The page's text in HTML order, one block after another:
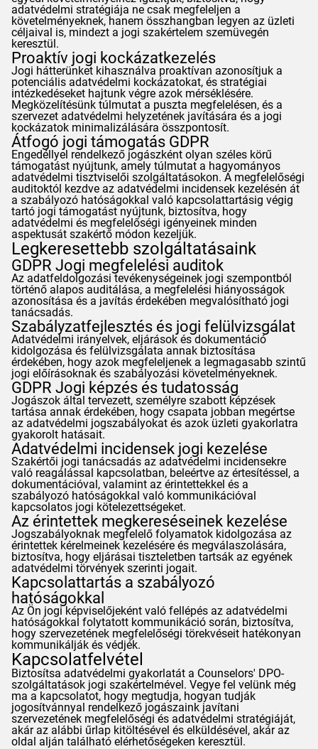
adatvédelmi stratégiája ne csak megfeleljen a
követelményeknek, hanem összhangban legyen az üzleti
céljaival is, mindezt a jogi szakértelem szemüvegén
keresztül.
Proaktív jogi kockázatkezelés
Jogi hátterünket kihasználva proaktívan azonosítjuk a
potenciális adatvédelmi kockázatokat, és stratégiai
intézkedéseket hajtunk végre azok mérséklésére.
Megközelítésünk túlmutat a puszta megfelelésen, és a
szervezet adatvédelmi helyzetének javítására és a jogi
kockázatok minimalizálására összpontosít.
Átfogó jogi támogatás GDPR
Engedéllyel rendelkező jogászként olyan széles körű
támogatást nyújtunk, amely túlmutat a hagyományos
adatvédelmi tisztviselői szolgáltatásokon. A megfelelőségi
auditoktól kezdve az adatvédelmi incidensek kezelésén át
a szabályozó hatóságokkal való kapcsolattartásig végig
tartó jogi támogatást nyújtunk, biztosítva, hogy
adatvédelmi és megfelelőségi igényeinek minden
aspektusát szakértő módon kezeljük.
Legkeresettebb szolgáltatásaink
GDPR Jogi megfelelési auditok
Az adatfeldolgozási tevékenységeinek jogi szempontból
történő alapos auditálása, a megfelelési hiányosságok
azonosítása és a javítás érdekében megvalósítható jogi
tanácsadás.
Szabályzatfejlesztés és jogi felülvizsgálat
Adatvédelmi irányelvek, eljárások és dokumentáció
kidolgozása és felülvizsgálata annak biztosítása
érdekében, hogy azok megfeleljenek a legmagasabb szintű
jogi előírásoknak és szabályozási követelményeknek.
GDPR Jogi képzés és tudatosság
Jogászok által tervezett, személyre szabott képzések
tartása annak érdekében, hogy csapata jobban megértse
az adatvédelmi jogszabályokat és azok üzleti gyakorlatra
gyakorolt hatásait.
Adatvédelmi incidensek jogi kezelése
Szakértői jogi tanácsadás az adatvédelmi incidensekre
való reagálással kapcsolatban, beleértve az értesítéssel, a
dokumentációval, valamint az érintettekkel és a
szabályozó hatóságokkal való kommunikációval
kapcsolatos jogi kötelezettségeket.
Az érintettek megkereséseinek kezelése
Jogszabályoknak megfelelő folyamatok kidolgozása az
érintettek kérelmeinek kezelésére és megválaszolására,
biztosítva, hogy eljárásai tiszteletben tartsák az egyének
adatvédelmi törvények szerinti jogait.
Kapcsolattartás a szabályozó
hatóságokkal
Az Ön jogi képviselőjeként való fellépés az adatvédelmi
hatóságokkal folytatott kommunikáció során, biztosítva,
hogy szervezetének megfelelőségi törekvéseit hatékonyan
kommunikálják és védjék.
Kapcsolatfelvétel
Biztosítsa adatvédelmi gyakorlatát a Counselors' DPO-
szolgáltatások jogi szakértelmével. Vegye fel velünk még
ma a kapcsolatot, hogy megtudja, hogyan tudják
jogosítvánnyal rendelkező jogászaink javítani
szervezetének megfelelőségi és adatvédelmi stratégiáját,
akár az alábbi űrlap kitöltésével és elküldésével, akár az
oldal alján található elérhetőségeken keresztül.